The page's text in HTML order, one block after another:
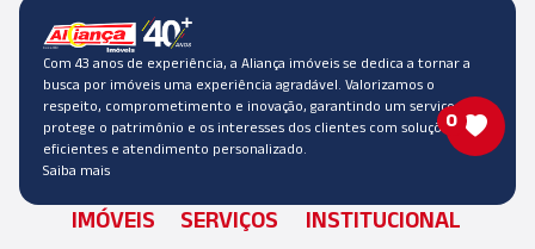
Com 43 anos de experiência, a Aliança imóveis se dedica a tornar a
busca por imóveis uma experiência agradável. Valorizamos o
respeito, comprometimento e inovação, garantindo um serviço que
protege o patrimônio e os interesses dos clientes com soluções
eficientes e atendimento personalizado.
Saiba mais
IMÓVEIS SERVIÇOS INSTITUCIONAL
0